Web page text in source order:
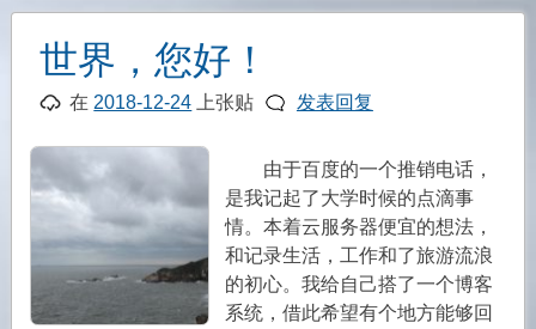
世界，您好！
在 2018-12-24 上张贴 发表回复
由于百度的一个推销电话，
是我记起了大学时候的点滴事
情。本着云服务器便宜的想法，
和记录生活，工作和了旅游流浪
的初心。我给自己搭了一个博客
系统，借此希望有个地方能够回